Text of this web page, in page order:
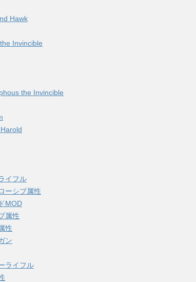
Hawk
Invincible
the Invincible
イフル
ーシブ属性
MOD
属性
性
ン
ライフル